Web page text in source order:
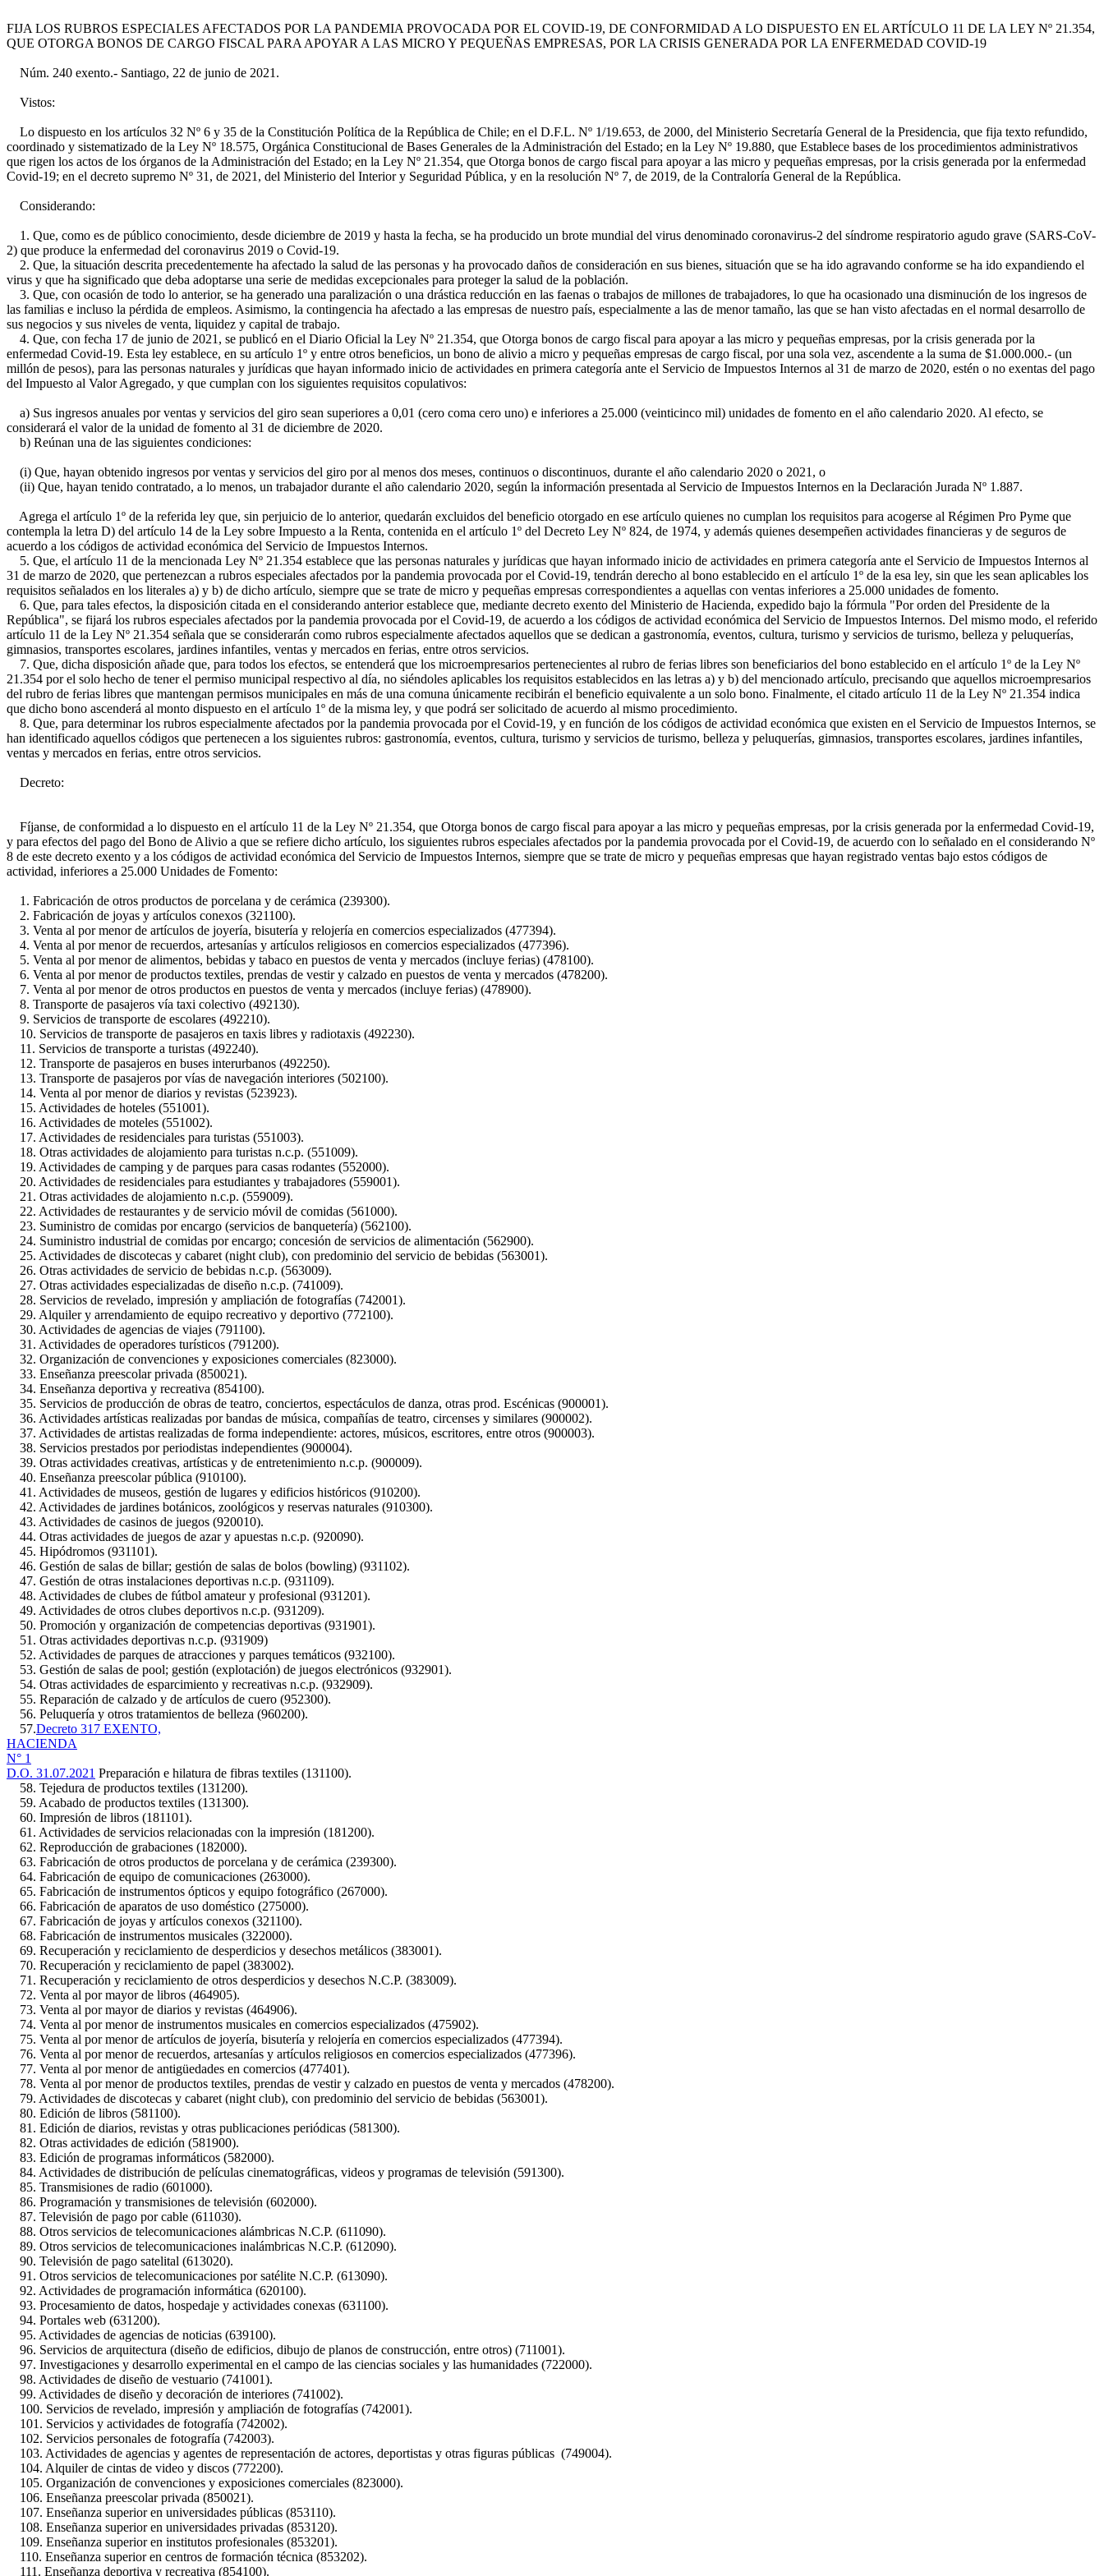
FIJA LOS RUBROS ESPECIALES AFECTADOS POR LA PANDEMIA PROVOCADA POR EL COVID-19, DE CONFORMIDAD A LO DISPUESTO EN EL ARTÍCULO 11 DE LA LEY Nº 21.354,
QUE OTORGA BONOS DE CARGO FISCAL PARA APOYAR A LAS MICRO Y PEQUEÑAS EMPRESAS, POR LA CRISIS GENERADA POR LA ENFERMEDAD COVID-19
Núm. 240 exento.- Santiago, 22 de junio de 2021.
Vistos:
Lo dispuesto en los artículos 32 Nº 6 y 35 de la Constitución Política de la República de Chile; en el D.F.L. Nº 1/19.653, de 2000, del Ministerio Secretaría General de la Presidencia, que fija texto refundido,
coordinado y sistematizado de la Ley Nº 18.575, Orgánica Constitucional de Bases Generales de la Administración del Estado; en la Ley Nº 19.880, que Establece bases de los procedimientos administrativos
que rigen los actos de los órganos de la Administración del Estado; en la Ley Nº 21.354, que Otorga bonos de cargo fiscal para apoyar a las micro y pequeñas empresas, por la crisis generada por la enfermedad
Covid-19; en el decreto supremo Nº 31, de 2021, del Ministerio del Interior y Seguridad Pública, y en la resolución Nº 7, de 2019, de la Contraloría General de la República.
Considerando:
1. Que, como es de público conocimiento, desde diciembre de 2019 y hasta la fecha, se ha producido un brote mundial del virus denominado coronavirus-2 del síndrome respiratorio agudo grave (SARS-CoV-
2) que produce la enfermedad del coronavirus 2019 o Covid-19.
2. Que, la situación descrita precedentemente ha afectado la salud de las personas y ha provocado daños de consideración en sus bienes, situación que se ha ido agravando conforme se ha ido expandiendo el
virus y que ha significado que deba adoptarse una serie de medidas excepcionales para proteger la salud de la población.
3. Que, con ocasión de todo lo anterior, se ha generado una paralización o una drástica reducción en las faenas o trabajos de millones de trabajadores, lo que ha ocasionado una disminución de los ingresos de
las familias e incluso la pérdida de empleos. Asimismo, la contingencia ha afectado a las empresas de nuestro país, especialmente a las de menor tamaño, las que se han visto afectadas en el normal desarrollo de
sus negocios y sus niveles de venta, liquidez y capital de trabajo.
4. Que, con fecha 17 de junio de 2021, se publicó en el Diario Oficial la Ley Nº 21.354, que Otorga bonos de cargo fiscal para apoyar a las micro y pequeñas empresas, por la crisis generada por la
enfermedad Covid-19. Esta ley establece, en su artículo 1º y entre otros beneficios, un bono de alivio a micro y pequeñas empresas de cargo fiscal, por una sola vez, ascendente a la suma de $1.000.000.- (un
millón de pesos), para las personas naturales y jurídicas que hayan informado inicio de actividades en primera categoría ante el Servicio de Impuestos Internos al 31 de marzo de 2020, estén o no exentas del pago
del Impuesto al Valor Agregado, y que cumplan con los siguientes requisitos copulativos:
a) Sus ingresos anuales por ventas y servicios del giro sean superiores a 0,01 (cero coma cero uno) e inferiores a 25.000 (veinticinco mil) unidades de fomento en el año calendario 2020. Al efecto, se
considerará el valor de la unidad de fomento al 31 de diciembre de 2020.
b) Reúnan una de las siguientes condiciones:
(i) Que, hayan obtenido ingresos por ventas y servicios del giro por al menos dos meses, continuos o discontinuos, durante el año calendario 2020 o 2021, o
(ii) Que, hayan tenido contratado, a lo menos, un trabajador durante el año calendario 2020, según la información presentada al Servicio de Impuestos Internos en la Declaración Jurada Nº 1.887.
Agrega el artículo 1º de la referida ley que, sin perjuicio de lo anterior, quedarán excluidos del beneficio otorgado en ese artículo quienes no cumplan los requisitos para acogerse al Régimen Pro Pyme que
contempla la letra D) del artículo 14 de la Ley sobre Impuesto a la Renta, contenida en el artículo 1º del Decreto Ley Nº 824, de 1974, y además quienes desempeñen actividades financieras y de seguros de
acuerdo a los códigos de actividad económica del Servicio de Impuestos Internos.
5. Que, el artículo 11 de la mencionada Ley Nº 21.354 establece que las personas naturales y jurídicas que hayan informado inicio de actividades en primera categoría ante el Servicio de Impuestos Internos al
31 de marzo de 2020, que pertenezcan a rubros especiales afectados por la pandemia provocada por el Covid-19, tendrán derecho al bono establecido en el artículo 1º de la esa ley, sin que les sean aplicables los
requisitos señalados en los literales a) y b) de dicho artículo, siempre que se trate de micro y pequeñas empresas correspondientes a aquellas con ventas inferiores a 25.000 unidades de fomento.
6. Que, para tales efectos, la disposición citada en el considerando anterior establece que, mediante decreto exento del Ministerio de Hacienda, expedido bajo la fórmula "Por orden del Presidente de la
República", se fijará los rubros especiales afectados por la pandemia provocada por el Covid-19, de acuerdo a los códigos de actividad económica del Servicio de Impuestos Internos. Del mismo modo, el referido
artículo 11 de la Ley Nº 21.354 señala que se considerarán como rubros especialmente afectados aquellos que se dedican a gastronomía, eventos, cultura, turismo y servicios de turismo, belleza y peluquerías,
gimnasios, transportes escolares, jardines infantiles, ventas y mercados en ferias, entre otros servicios.
7. Que, dicha disposición añade que, para todos los efectos, se entenderá que los microempresarios pertenecientes al rubro de ferias libres son beneficiarios del bono establecido en el artículo 1º de la Ley Nº
21.354 por el solo hecho de tener el permiso municipal respectivo al día, no siéndoles aplicables los requisitos establecidos en las letras a) y b) del mencionado artículo, precisando que aquellos microempresarios
del rubro de ferias libres que mantengan permisos municipales en más de una comuna únicamente recibirán el beneficio equivalente a un solo bono. Finalmente, el citado artículo 11 de la Ley Nº 21.354 indica
que dicho bono ascenderá al monto dispuesto en el artículo 1º de la misma ley, y que podrá ser solicitado de acuerdo al mismo procedimiento.
8. Que, para determinar los rubros especialmente afectados por la pandemia provocada por el Covid-19, y en función de los códigos de actividad económica que existen en el Servicio de Impuestos Internos, se
han identificado aquellos códigos que pertenecen a los siguientes rubros: gastronomía, eventos, cultura, turismo y servicios de turismo, belleza y peluquerías, gimnasios, transportes escolares, jardines infantiles,
ventas y mercados en ferias, entre otros servicios.
Decreto:
Fíjanse, de conformidad a lo dispuesto en el artículo 11 de la Ley Nº 21.354, que Otorga bonos de cargo fiscal para apoyar a las micro y pequeñas empresas, por la crisis generada por la enfermedad Covid-19,
y para efectos del pago del Bono de Alivio a que se refiere dicho artículo, los siguientes rubros especiales afectados por la pandemia provocada por el Covid-19, de acuerdo con lo señalado en el considerando Nº
8 de este decreto exento y a los códigos de actividad económica del Servicio de Impuestos Internos, siempre que se trate de micro y pequeñas empresas que hayan registrado ventas bajo estos códigos de
actividad, inferiores a 25.000 Unidades de Fomento:
1. Fabricación de otros productos de porcelana y de cerámica (239300).
2. Fabricación de joyas y artículos conexos (321100).
3. Venta al por menor de artículos de joyería, bisutería y relojería en comercios especializados (477394).
4. Venta al por menor de recuerdos, artesanías y artículos religiosos en comercios especializados (477396).
5. Venta al por menor de alimentos, bebidas y tabaco en puestos de venta y mercados (incluye ferias) (478100).
6. Venta al por menor de productos textiles, prendas de vestir y calzado en puestos de venta y mercados (478200).
7. Venta al por menor de otros productos en puestos de venta y mercados (incluye ferias) (478900).
8. Transporte de pasajeros vía taxi colectivo (492130).
9. Servicios de transporte de escolares (492210).
10. Servicios de transporte de pasajeros en taxis libres y radiotaxis (492230).
11. Servicios de transporte a turistas (492240).
12. Transporte de pasajeros en buses interurbanos (492250).
13. Transporte de pasajeros por vías de navegación interiores (502100).
14. Venta al por menor de diarios y revistas (523923).
15. Actividades de hoteles (551001).
16. Actividades de moteles (551002).
17. Actividades de residenciales para turistas (551003).
18. Otras actividades de alojamiento para turistas n.c.p. (551009).
19. Actividades de camping y de parques para casas rodantes (552000).
20. Actividades de residenciales para estudiantes y trabajadores (559001).
21. Otras actividades de alojamiento n.c.p. (559009).
22. Actividades de restaurantes y de servicio móvil de comidas (561000).
23. Suministro de comidas por encargo (servicios de banquetería) (562100).
24. Suministro industrial de comidas por encargo; concesión de servicios de alimentación (562900).
25. Actividades de discotecas y cabaret (night club), con predominio del servicio de bebidas (563001).
26. Otras actividades de servicio de bebidas n.c.p. (563009).
27. Otras actividades especializadas de diseño n.c.p. (741009).
28. Servicios de revelado, impresión y ampliación de fotografías (742001).
29. Alquiler y arrendamiento de equipo recreativo y deportivo (772100).
30. Actividades de agencias de viajes (791100).
31. Actividades de operadores turísticos (791200).
32. Organización de convenciones y exposiciones comerciales (823000).
33. Enseñanza preescolar privada (850021).
34. Enseñanza deportiva y recreativa (854100).
35. Servicios de producción de obras de teatro, conciertos, espectáculos de danza, otras prod. Escénicas (900001).
36. Actividades artísticas realizadas por bandas de música, compañías de teatro, circenses y similares (900002).
37. Actividades de artistas realizadas de forma independiente: actores, músicos, escritores, entre otros (900003).
38. Servicios prestados por periodistas independientes (900004).
39. Otras actividades creativas, artísticas y de entretenimiento n.c.p. (900009).
40. Enseñanza preescolar pública (910100).
41. Actividades de museos, gestión de lugares y edificios históricos (910200).
42. Actividades de jardines botánicos, zoológicos y reservas naturales (910300).
43. Actividades de casinos de juegos (920010).
44. Otras actividades de juegos de azar y apuestas n.c.p. (920090).
45. Hipódromos (931101).
46. Gestión de salas de billar; gestión de salas de bolos (bowling) (931102).
47. Gestión de otras instalaciones deportivas n.c.p. (931109).
48. Actividades de clubes de fútbol amateur y profesional (931201).
49. Actividades de otros clubes deportivos n.c.p. (931209).
50. Promoción y organización de competencias deportivas (931901).
51. Otras actividades deportivas n.c.p. (931909)
52. Actividades de parques de atracciones y parques temáticos (932100).
53. Gestión de salas de pool; gestión (explotación) de juegos electrónicos (932901).
54. Otras actividades de esparcimiento y recreativas n.c.p. (932909).
55. Reparación de calzado y de artículos de cuero (952300).
56. Peluquería y otros tratamientos de belleza (960200).
57.Decreto 317 EXENTO,
HACIENDA
N° 1
D.O. 31.07.2021 Preparación e hilatura de fibras textiles (131100).
58. Tejedura de productos textiles (131200).
59. Acabado de productos textiles (131300).
60. Impresión de libros (181101).
61. Actividades de servicios relacionadas con la impresión (181200).
62. Reproducción de grabaciones (182000).
63. Fabricación de otros productos de porcelana y de cerámica (239300).
64. Fabricación de equipo de comunicaciones (263000).
65. Fabricación de instrumentos ópticos y equipo fotográfico (267000).
66. Fabricación de aparatos de uso doméstico (275000).
67. Fabricación de joyas y artículos conexos (321100).
68. Fabricación de instrumentos musicales (322000).
69. Recuperación y reciclamiento de desperdicios y desechos metálicos (383001).
70. Recuperación y reciclamiento de papel (383002).
71. Recuperación y reciclamiento de otros desperdicios y desechos N.C.P. (383009).
72. Venta al por mayor de libros (464905).
73. Venta al por mayor de diarios y revistas (464906).
74. Venta al por menor de instrumentos musicales en comercios especializados (475902).
75. Venta al por menor de artículos de joyería, bisutería y relojería en comercios especializados (477394).
76. Venta al por menor de recuerdos, artesanías y artículos religiosos en comercios especializados (477396).
77. Venta al por menor de antigüedades en comercios (477401).
78. Venta al por menor de productos textiles, prendas de vestir y calzado en puestos de venta y mercados (478200).
79. Actividades de discotecas y cabaret (night club), con predominio del servicio de bebidas (563001).
80. Edición de libros (581100).
81. Edición de diarios, revistas y otras publicaciones periódicas (581300).
82. Otras actividades de edición (581900).
83. Edición de programas informáticos (582000).
84. Actividades de distribución de películas cinematográficas, videos y programas de televisión (591300).
85. Transmisiones de radio (601000).
86. Programación y transmisiones de televisión (602000).
87. Televisión de pago por cable (611030).
88. Otros servicios de telecomunicaciones alámbricas N.C.P. (611090).
89. Otros servicios de telecomunicaciones inalámbricas N.C.P. (612090).
90. Televisión de pago satelital (613020).
91. Otros servicios de telecomunicaciones por satélite N.C.P. (613090).
92. Actividades de programación informática (620100).
93. Procesamiento de datos, hospedaje y actividades conexas (631100).
94. Portales web (631200).
95. Actividades de agencias de noticias (639100).
96. Servicios de arquitectura (diseño de edificios, dibujo de planos de construcción, entre otros) (711001).
97. Investigaciones y desarrollo experimental en el campo de las ciencias sociales y las humanidades (722000).
98. Actividades de diseño de vestuario (741001).
99. Actividades de diseño y decoración de interiores (741002).
100. Servicios de revelado, impresión y ampliación de fotografías (742001).
101. Servicios y actividades de fotografía (742002).
102. Servicios personales de fotografía (742003).
103. Actividades de agencias y agentes de representación de actores, deportistas y otras figuras públicas (749004).
104. Alquiler de cintas de video y discos (772200).
105. Organización de convenciones y exposiciones comerciales (823000).
106. Enseñanza preescolar privada (850021).
107. Enseñanza superior en universidades públicas (853110).
108. Enseñanza superior en universidades privadas (853120).
109. Enseñanza superior en institutos profesionales (853201).
110. Enseñanza superior en centros de formación técnica (853202).
111. Enseñanza deportiva y recreativa (854100).